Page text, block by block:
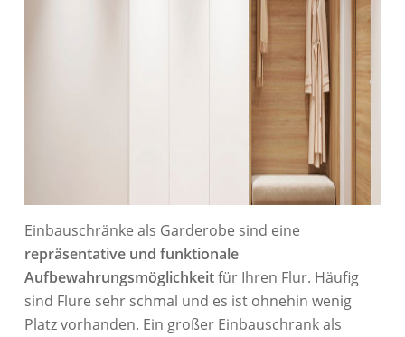
Einbauschränke als Garderobe sind eine
repräsentative und funktionale
Aufbewahrungsmöglichkeitfür Ihren Flur. Häufig
sind Flure sehr schmal und es ist ohnehin wenig
Platz vorhanden. Ein großer Einbauschrank als